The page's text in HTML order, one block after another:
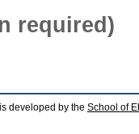
required)
developed by the School of